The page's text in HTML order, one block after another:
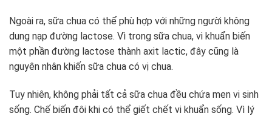
Ngoài ra, sữa chua có thể phù hợp với những người không
dung nạp đường lactose. Vì trong sữa chua, vi khuẩn biến
một phần đường lactose thành axit lactic, đây cũng là
nguyên nhân khiến sữa chua có vị chua.
Tuy nhiên, không phải tất cả sữa chua đều chứa men vi sinh
sống. Chế biến đôi khi có thể giết chết vi khuẩn sống. Vì lý